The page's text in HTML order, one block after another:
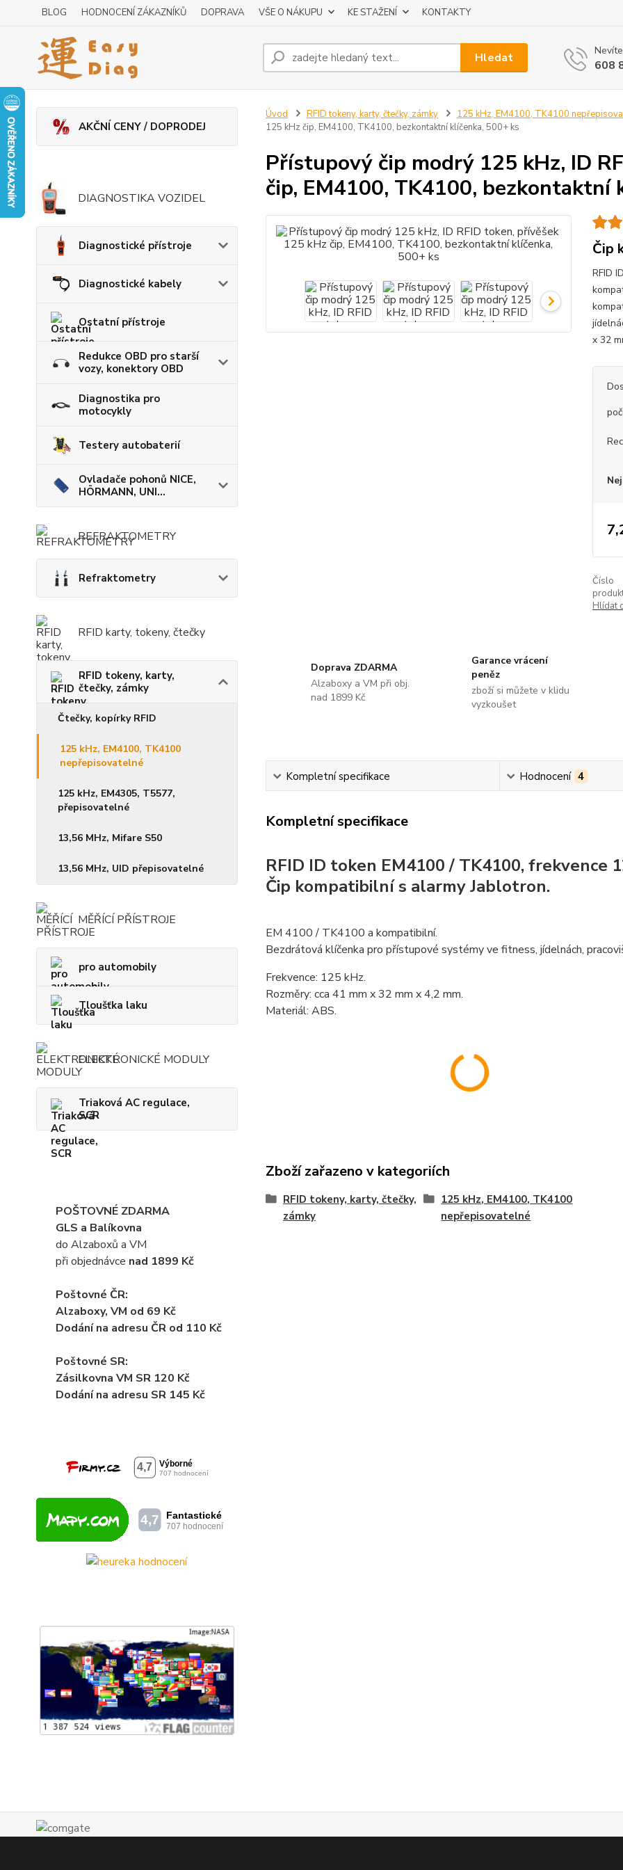
BLOG HODNOCENÍ ZÁKAZNÍKŮ DOPRAVA VŠE O NÁKUPU KE STAŽENÍ KONTAKTY
Hledat
608
AKČNÍ CENY / DOPRODEJ
DIAGNOSTIKA VOZIDEL
Diagnostické přístroje
Diagnostické kabely
Ostatní přístroje
Redukce OBD pro starší
vozy, konektory OBD
Diagnostika pro
motocykly
Testery autobaterií
Ovladače pohonů NICE,
HÖRMANN, UNI...
REFRAKTOMETRY
Refraktometry
RFID karty, tokeny, čtečky
RFID tokeny, karty,
čtečky, zámky
Čtečky, kopírky RFID
125 kHz, EM4100, TK4100
nepřepisovatelné
125 kHz, EM4305, T5577,
přepisovatelné
13,56 MHz, Mifare S50
13,56 MHz, UID přepisovatelné
MĚŘÍCÍ PŘÍSTROJE
pro automobily
Tloušťka laku
ELEKTRONICKÉ MODULY
Triaková AC regulace,
SCR
POŠTOVNÉ ZDARMA
GLS a Balíkovna
do Alzaboxů a VM
při objednávce nad 1899 Kč
Poštovné ČR:
Alzaboxy, VM od 69 Kč
Dodání na adresu ČR od 110 Kč
Poštovné SR:
Zásilkovna VM SR 120 Kč
Dodánína adresu SR 145 Kč
Úvod RFID tokeny, karty, čtečky, zámky 125 kHz, EM4100, TK4100
125 kHz čip, EM4100, TK4100, bezkontaktní klíčenka, 500+ ks
Přístupový čip modrý 125 kHz, ID
čip, EM4100, TK4100, bezkontaktní
Čip
RFID
x 32
Číslo
Hlídat
Doprava ZDARMA
Alzaboxy a VM při obj.
nad 1899 Kč
Garance vrácení
peněz
zboží si můžete v klidu
vyzkoušet
Kompletní specifikace Hodnocení 4
Kompletní specifikace
RFID ID token EM4100 / TK4100, frekvence
Čip kompatibilní s alarmy Jablotron.
EM 4100 / TK4100 a kompatibilní.
Bezdrátová klíčenka pro přístupové systémy ve fitness, jídelnách,
Frekvence: 125 kHz.
Rozměry: cca 41 mm x 32 mm x 4,2 mm.
Materiál: ABS.
Zboží zařazeno v kategoriích
RFID tokeny, karty, čtečky,
zámky
125 kHz, EM4100, TK4100
nepřepisovatelné